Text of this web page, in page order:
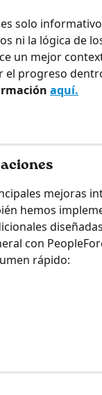
es solo
ni la lógica de
un mejor
el progreso
aquí.
mejoras
hemos
con
rápido: